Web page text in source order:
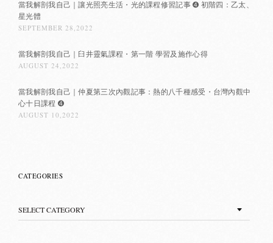
當我解剖我自己｜讓光照亮生活・光的課程修習記事 ➍ 初階四：乙太、
星光體
SEPTEMBER 28,2022
當我解剖我自己｜臼井靈氣課程・第一階 學習及施作心得
AUGUST 24,2022
當我解剖我自己｜仲夏第三次內觀記事：熱的八千種感受・台灣內觀中
心十日課程 ➍
AUGUST 10,2022
CATEGORIES